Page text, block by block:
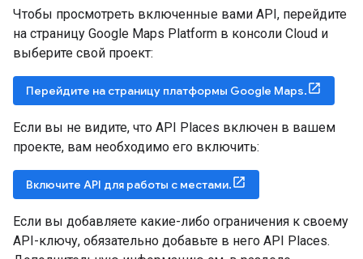
Чтобы просмотреть включенные вами API, перейдите
на страницу Google Maps Platform в консоли Cloud и
выберите свой проект:
Перейдите на страницу платформы Google Maps.
Если вы не видите, что API Places включен в вашем
проекте, вам необходимо его включить:
Включите API для работы с местами.
Если вы добавляете какие-либо ограничения к своему
API-ключу, обязательно добавьте в него API Places.